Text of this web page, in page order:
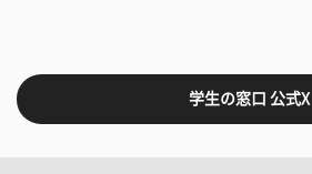
学生の窓口 公式X